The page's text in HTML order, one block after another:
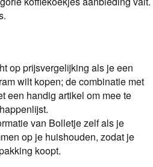
op prijsvergelijking als je een
wilt kopen; de combinatie met
een handig artikel om mee te
van Bolletje zelf als je
op je huishouden, zodat je
koopt.